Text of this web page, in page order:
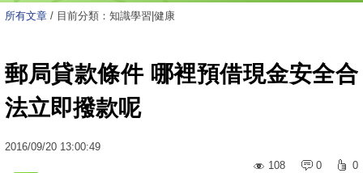
所有文章 / 目前分類：知識學習|健康
郵局貸款條件 哪裡預借現金安全合
法立即撥款呢
2016/09/20 13:00:49
108
0 0